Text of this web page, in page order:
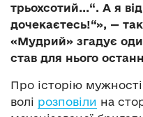
трьохсотий...“. А я
дочекаєтесь!“», —
«Мудрий» згадує
став для нього
Про історію
волі розповіли на